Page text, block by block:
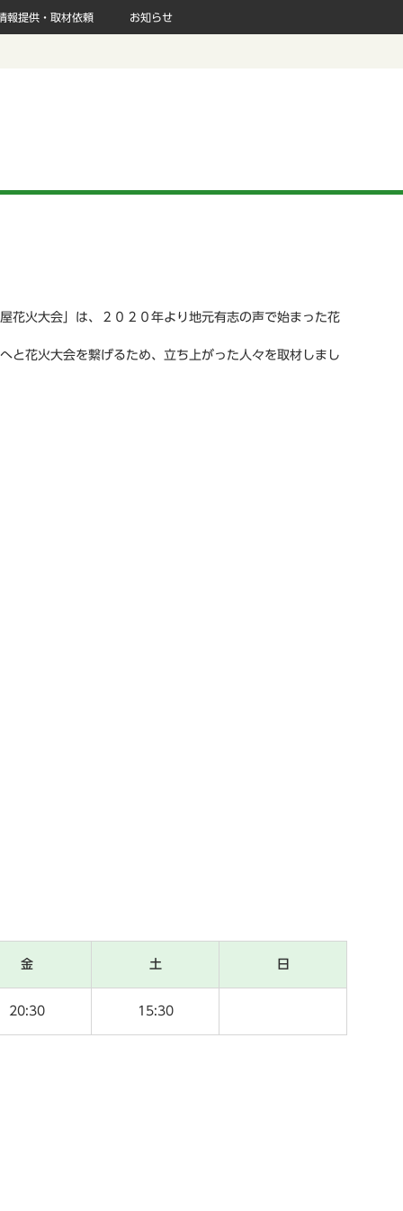
報提供・取材依頼 お知らせ
花火大会」は、２０２０年より地元有志の声で始まった花
と花火大会を繋げるため、立ち上がった人々を取材しまし
金 土 日
20:30 15:30